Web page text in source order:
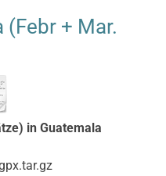
(Febr + Mar.
in Guatemala